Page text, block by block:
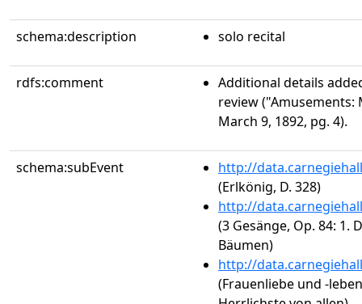
schema:description solo recital
rdfs:comment
Additional details
review ("Amusements:
March 9, 1892, pg. 4).
schema:subEvent
http://
(Erlkönig, D. 328)
http://
(3 Gesänge, Op. 84: 1.
Bäumen)
http://
(Frauenliebe und -